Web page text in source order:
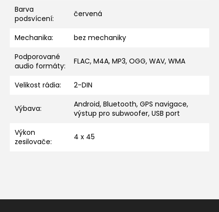
Barva
podsvícení: červená
Mechanika:
bez mechaniky
Podporované
audio formáty: FLAC, M4A, MP3, OGG, WAV, WMA
Velikost rádia: 2-DIN
Výbava:
Android, Bluetooth, GPS navigace,
výstup pro subwoofer, USB port
Výkon
zesilovače: 4 x 45